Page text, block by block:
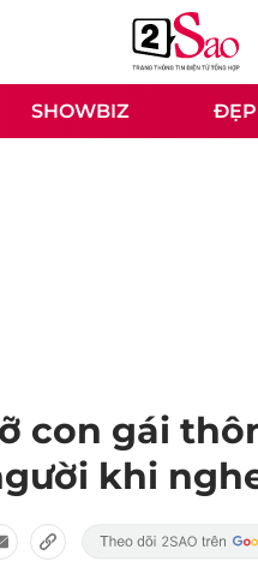
SHOWBIZ
con gái
khi